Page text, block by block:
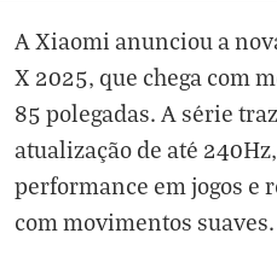
A Xiaomi anunciou a
X 2025, que chega com
85 polegadas. A série
atualização de até
performance em jogos e
com movimentos suaves.